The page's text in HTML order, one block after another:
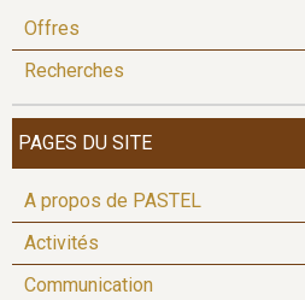
Offres
Recherches
PAGES DU SITE
A propos de PASTEL
Activités
Communication